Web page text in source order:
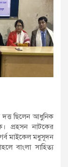
ছিলেন আধুনিক
প্রহসন নাটকের
মাইকেল মধুসূদন
বাংলা সাহিত্য